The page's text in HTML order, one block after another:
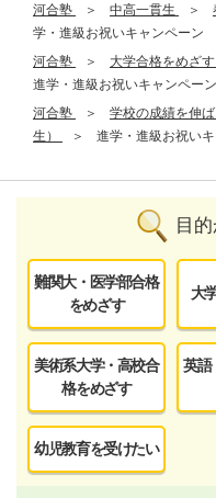
河合塾
中高一貫生
学・進級お祝いキャンペーン
河合塾
大学合格をめざす
進学・進級お祝いキャンペーン
河合塾
学校の成績を伸
生）
進学・進級お祝い
目
難関大・医学部合格
をめざす
大
美術系大学・高校合
格をめざす
英語
幼児教育を受けたい